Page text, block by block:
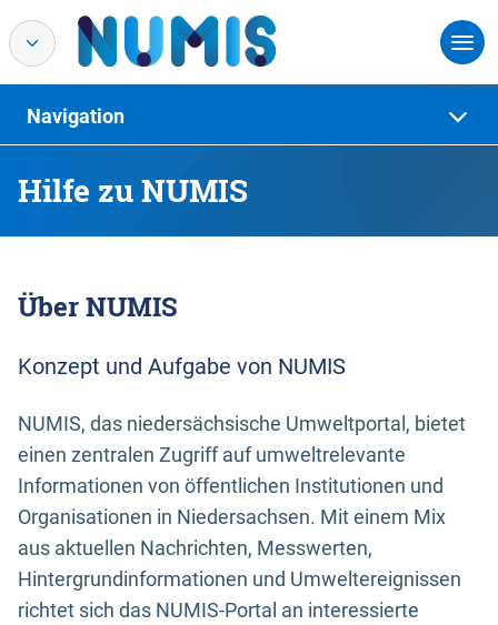
Hilfe zu NUMIS
Navigation
Über NUMIS
Konzept und Aufgabe von NUMIS
NUMIS, das niedersächsische Umweltportal, bietet
einen zentralen Zugriff auf umweltrelevante
Informationen von öffentlichen Institutionen und
Organisationen in Niedersachsen. Mit einem Mix
aus aktuellen Nachrichten, Messwerten,
Hintergrundinformationen und Umweltereignissen
richtet sich das NUMIS-Portal an interessierte